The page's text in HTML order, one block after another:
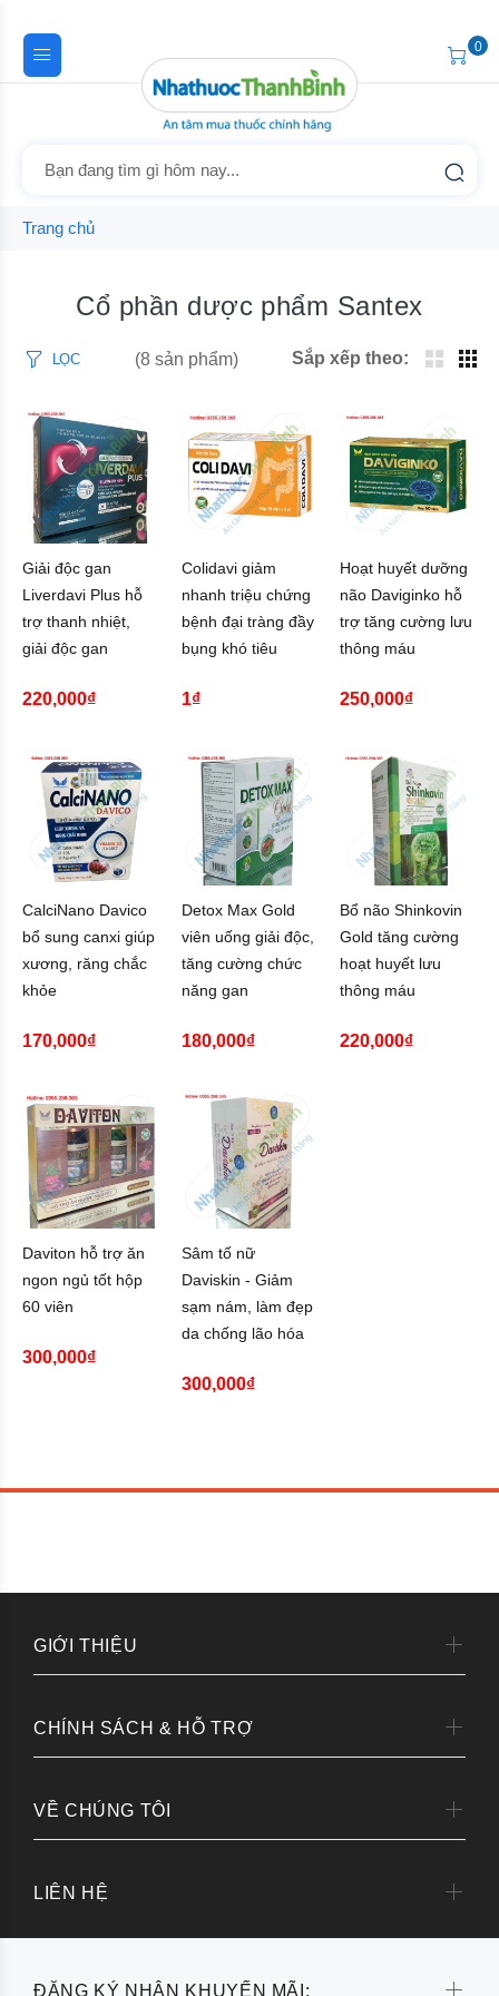
0
Trang chủ
Cổ phần dược phẩm Santex
LỌC (8 sản phẩm) Sắp xếp theo:
Giải độc gan
Liverdavi Plus hỗ
trợ thanh nhiệt,
giải độc gan
220,000₫
Colidavi giảm
nhanh triệu chứng
bệnh đại tràng đầy
bụng khó tiêu
1₫
Hoạt huyết dưỡng
não Daviginko hỗ
trợ tăng cường lưu
thông máu
250,000₫
CalciNano Davico
bổ sung canxi giúp
xương, răng chắc
khỏe
170,000₫
Detox Max Gold
viên uống giải độc,
tăng cường chức
năng gan
180,000₫
Bổ não Shinkovin
Gold tăng cường
hoạt huyết lưu
thông máu
220,000₫
Daviton hỗ trợ ăn
ngon ngủ tốt hộp
60 viên
300,000₫
Sâm tố nữ
Daviskin - Giảm
sạm nám, làm đẹp
da chống lão hóa
300,000₫
ĐĂNG KÝ NHẬN KHUYẾN MÃI:
GIỚI THIỆU
CHÍNH SÁCH & HỖ TRỢ
VỀ CHÚNG TÔI
LIÊN HỆ